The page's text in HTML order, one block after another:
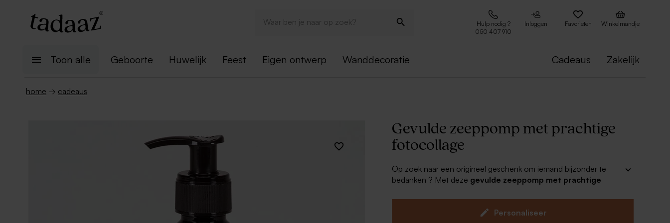
Hulp nodig ?
050 407 910
Inloggen Favorieten Winkelmandje
Toon alle Geboorte Huwelijk Feest Eigen ontwerp Wanddecoratie Cadeaus Zakelijk
home → cadeaus
Gevulde zeeppomp met prachtige
fotocollage
Op zoek naar een origineel geschenk om iemand bijzonder te
bedanken ? Met deze gevulde zeeppomp met prachtige
sticker en maak compleet met jouw allerliefste tekst. Ideaal cadeau
Personaliseer